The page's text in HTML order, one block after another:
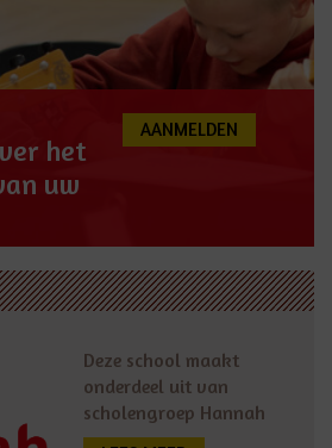
het
uw
AANMELDEN
Deze school maakt
onderdeel uit van
scholengroep Hannah